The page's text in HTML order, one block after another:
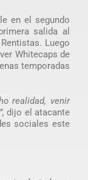
en el segundo
salida al
Luego
Whitecaps de
temporadas
realidad, venir
dijo el atacante
sociales este